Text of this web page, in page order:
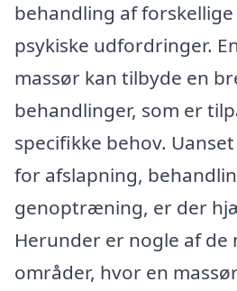
behandling af forskellige
psykiske udfordringer.
massør kan tilbyde en
behandlinger, som er
specifikke behov.
for afslapning,
genoptræning, er der
Herunder er nogle af de
områder, hvor en